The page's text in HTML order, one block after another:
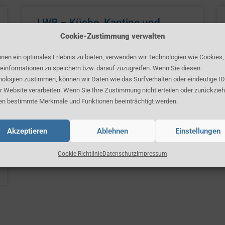
Cookie-Zustimmung verwalten
ein optimales Erlebnis zu bieten, verwenden wir Technologien wie
zu speichern bzw. darauf zuzugreifen. Wenn Sie diesen
zustimmen, können wir Daten wie das Surfverhalten oder eindeutige
Website verarbeiten. Wenn Sie Ihre Zustimmung nicht erteilen oder
bestimmte Merkmale und Funktionen beeinträchtigt werden.
Akzeptieren Ablehnen Einstellungen
Cookie-RichtlinieDatenschutzImpressum
LWB – Küche, Kantine und
Catering
Faktura – Kantine Bezirksamt
Mitte und Catering